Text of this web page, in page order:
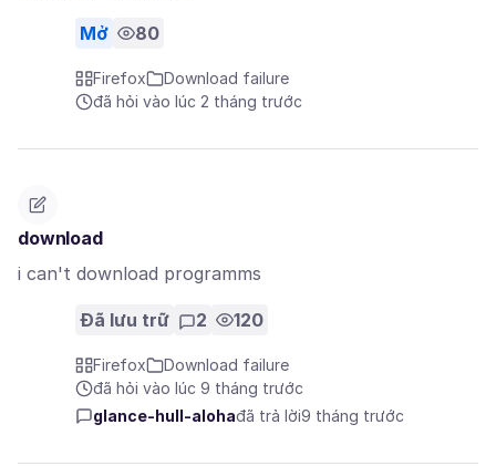
Mở 80
Firefox
Download failure
đã hỏi vào lúc 2 tháng trước
download
i can't download programms
Đã lưu trữ 2 120
Firefox
Download failure
đã hỏi vào lúc 9 tháng trước
glance-hull-alohađã trả lời9 tháng trước